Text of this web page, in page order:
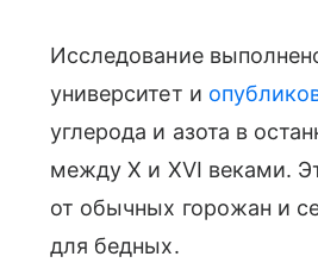
Исследование
университет и
углерода и азота в
между X и XVI веками.
от обычных горожан и
для бедных.